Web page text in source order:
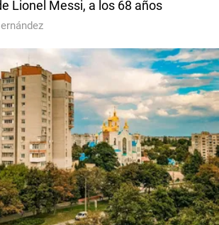
Lionel Messi, a los 68 años